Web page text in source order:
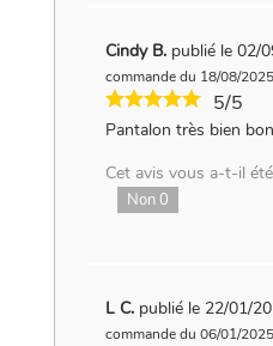
Cindy B. publié le 02/
commande du 18/08/2025
5/5
Pantalon très bien
Cet avis vous a-t-il
Non0
L C. publié le 22/01/
commande du 06/01/2025